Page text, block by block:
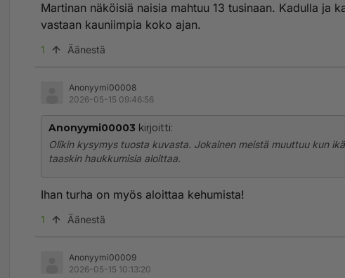
Martinan näköisiä naisia mahtuu 13 tusinaan. Kadulla ja
vastaan kauniimpia koko ajan.
1 Äänestä
Anonyymi00008
2026-05-15 09:46:56
Anonyymi00003 kirjoitti:
Olikin kysymys tuosta kuvasta. Jokainen meistä muuttuu kun
taaskin haukkumisia aloittaa.
Ihan turha on myös aloittaa kehumista!
1 Äänestä
Anonyymi00009
2026-05-15 10:13:20